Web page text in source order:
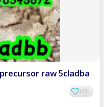
raw 5cladba
KELL